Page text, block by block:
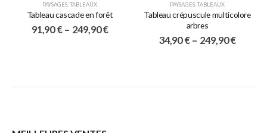
PAYSAGES TABLEAUX
Tableau cascade en forêt
91,90€ – 249,90€
PAYSAGES TABLEAUX
Tableau crépuscule multicolore
arbres
34,90€ – 249,90€